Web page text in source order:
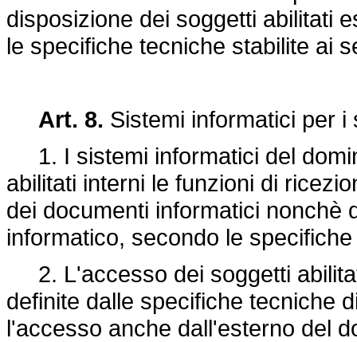
disposizione dei soggetti abilitati
le specifiche tecniche stabilite ai
Art. 8. Sistemi informatici per i
1. I sistemi informatici del
abilitati interni le funzioni di
dei documenti informatici nonchè
informatico, secondo le
2. L'accesso dei soggetti
definite dalle specifiche tecniche
l'accesso anche dall'esterno del